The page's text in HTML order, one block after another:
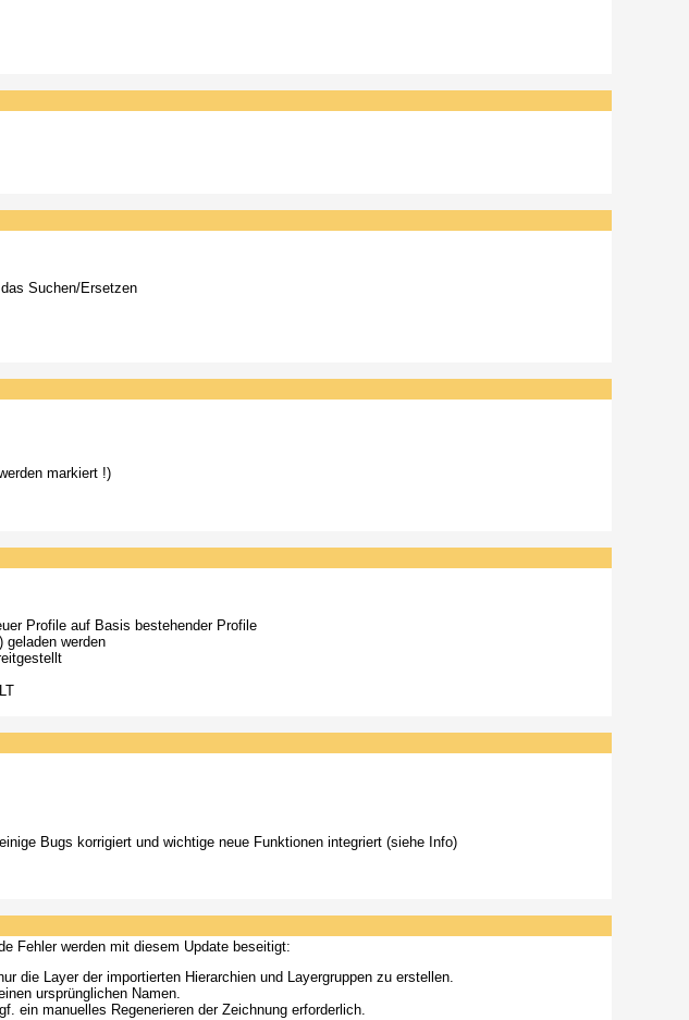
Suchen/Ersetzen
markiert !)
Profile auf Basis bestehender Profile
geladen werden
Bugs korrigiert und wichtige neue Funktionen integriert (siehe Info)
Fehler werden mit diesem Update beseitigt:
die Layer der importierten Hierarchien und Layergruppen zu erstellen.
ursprünglichen Namen.
ein manuelles Regenerieren der Zeichnung erforderlich.